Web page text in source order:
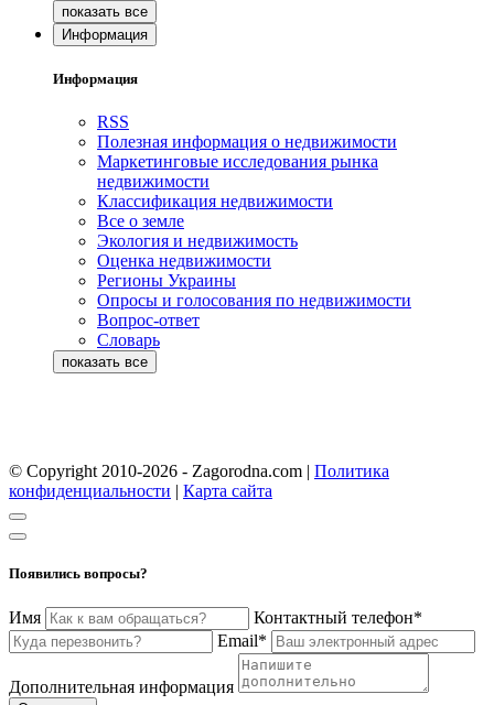
Информация
Информация
RSS
Полезная информация о недвижимости
Маркетинговые исследования рынка
недвижимости
Классификация недвижимости
Все о земле
Экология и недвижимость
Оценка недвижимости
Регионы Украины
Опросы и голосования по недвижимости
Вопрос-ответ
Словарь
© Copyright 2010-2026 - Zagorodna.com | Политика
конфиденциальности | Карта сайта
Появились вопросы?
Имя
Контактный телефон*
Email*
Дополнительная информация